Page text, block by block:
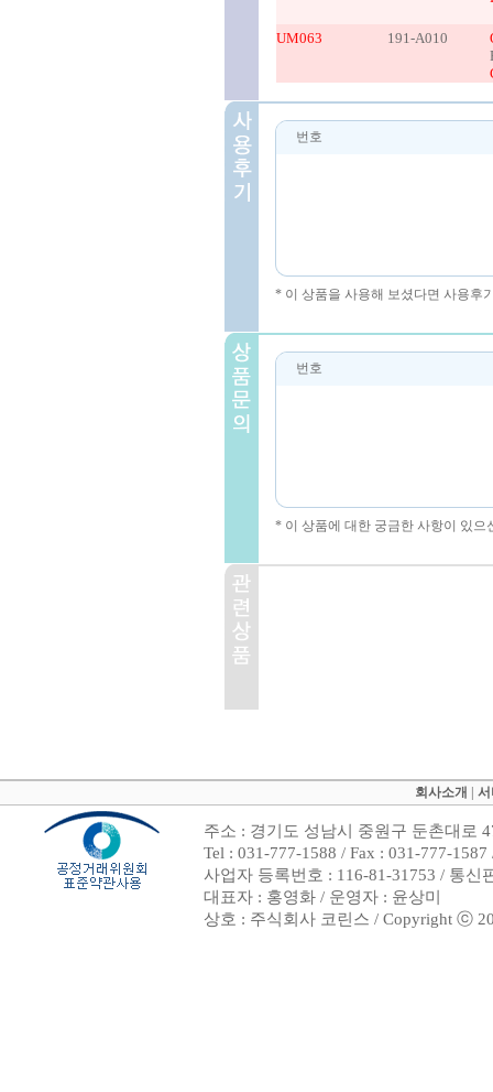
UM063 191-A010
번호
* 이 상품을 사용해 보셨다면 사용후
번호
* 이 상품에 대한 궁금한 사항이 있
회사소개
주소 : 경기도 성남시 중원구 둔촌대로
Tel : 031-777-1588 / Fax : 031-777-
사업자 등록번호 : 116-81-31753 / 통신
대표자 : 홍영화 / 운영자 : 윤상미
상호 : 주식회사 코린스 / Copyright ⓒ